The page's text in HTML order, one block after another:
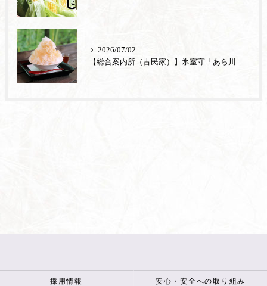
2026/07/02
採用情報 安心・安全への取り組み